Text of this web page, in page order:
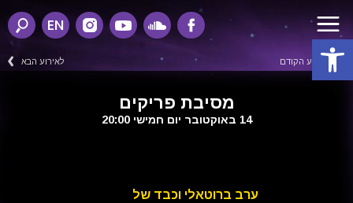
פתח סרגל נגישות
EN
לאירוע הקודם לאירוע הבא
מסיבת פריקים
14 באוקטובר יום חמישי 20:00
ערב ברוטאלי וכבד של